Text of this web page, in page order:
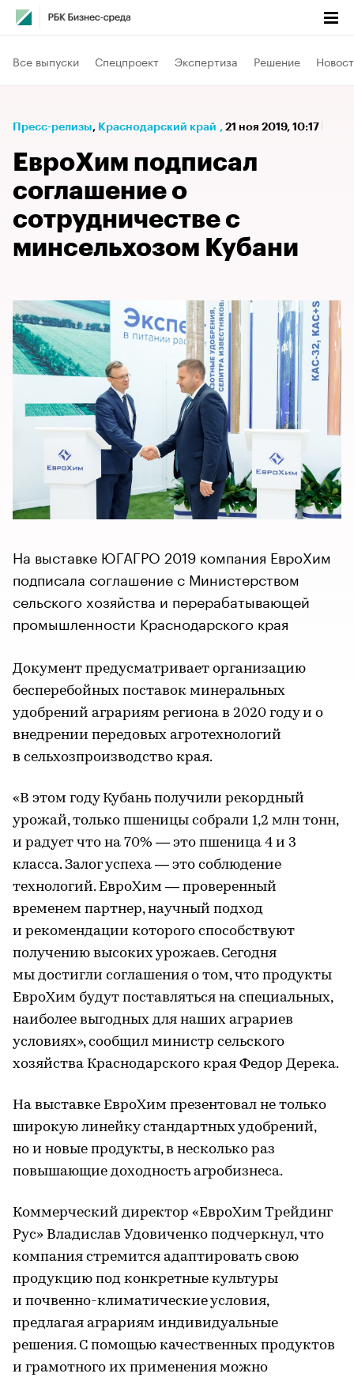
Все выпуски Спецпроект Экспертиза Решение
Пресс-релизы⁠, Краснодарский край , 21 ноя 2019, 10:17
ЕвроХим подписал
соглашение о
сотрудничестве с
минсельхозом Кубани
На выставке ЮГАГРО 2019 компания ЕвроХим
подписала соглашение с Министерством
сельского хозяйства и перерабатывающей
промышленности Краснодарского края
Документ предусматривает организацию
бесперебойных поставок минеральных
удобрений аграриям региона в 2020 году и о
внедрении передовых агротехнологий
в сельхозпроизводство края.
«В этом году Кубань получили рекордный
урожай, только пшеницы собрали 1,2 млн тонн,
и радует что на 70% — это пшеница 4 и 3
класса. Залог успеха — это соблюдение
технологий. ЕвроХим — проверенный
временем партнер, научный подход
и рекомендации которого способствуют
получению высоких урожаев. Сегодня
мы достигли соглашения о том, что продукты
ЕвроХим будут поставляться на специальных,
наиболее выгодных для наших аграриев
условиях», сообщил министр сельского
хозяйства Краснодарского края Федор Дерека.
На выставке ЕвроХим презентовал не только
широкую линейку стандартных удобрений,
но и новые продукты, в несколько раз
повышающие доходность агробизнеса.
Коммерческий директор «ЕвроХим Трейдинг
Рус» Владислав Удовиченко подчеркнул, что
компания стремится адаптировать свою
продукцию под конкретные культуры
и почвенно-климатические условия,
предлагая аграриям индивидуальные
решения. С помощью качественных продуктов
и грамотного их применения можно